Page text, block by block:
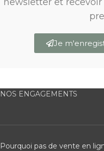
Je
NOS ENGAGEMENTS
Pourquoi pas de vente en